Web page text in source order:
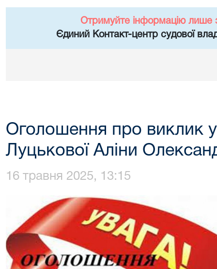
Отримуйте інформацію лише
Єдиний Контакт-центр судової
Оголошення про виклик у
Луцькової Аліни
16 травня 2025, 13:15